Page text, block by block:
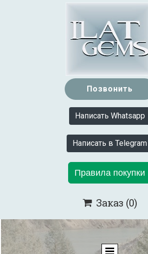
Позвонить
Написать Whatsapp
Написать в Telegram
Правила покупки
 Заказ (0)